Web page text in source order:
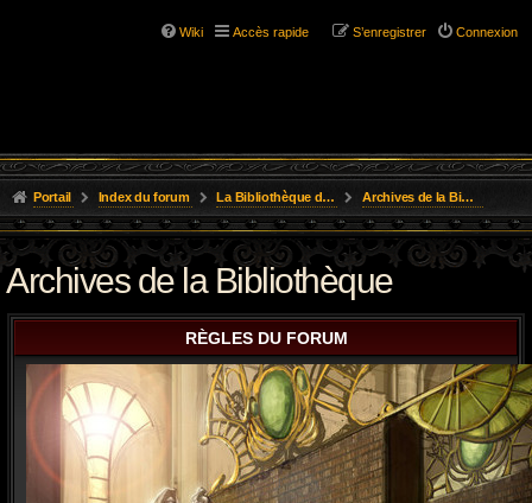
Wiki Accès rapide Connexion
S’enregistrer
Portail Index du forum La Bibliothèque de l'Aube Archives de la Bibliothèque
Archives de la Bibliothèque
RÈGLES DU FORUM